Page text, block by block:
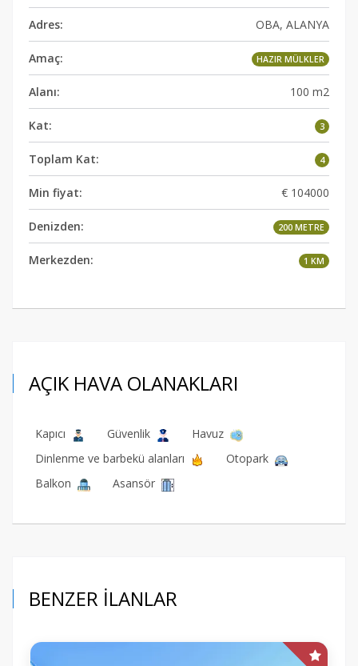
Adres: OBA, ALANYA
Amaç: HAZIR MÜLKLER
Alanı: 100 m2
Kat: 3
Toplam Kat: 4
Min fiyat: € 104000
Denizden: 200 METRE
Merkezden: 1 KM
AÇIK HAVA OLANAKLARI
Kapıcı Güvenlik
Havuz
Dinlenme ve barbekü alanları
Otopark
Balkon
Asansör
BENZER İLANLAR